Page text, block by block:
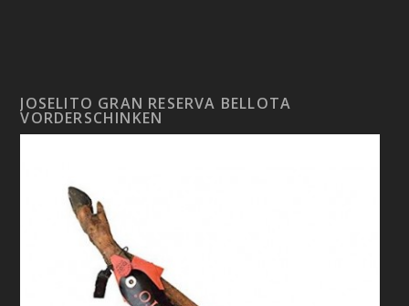
JOSELITO GRAN RESERVA BELLOTA
VORDERSCHINKEN